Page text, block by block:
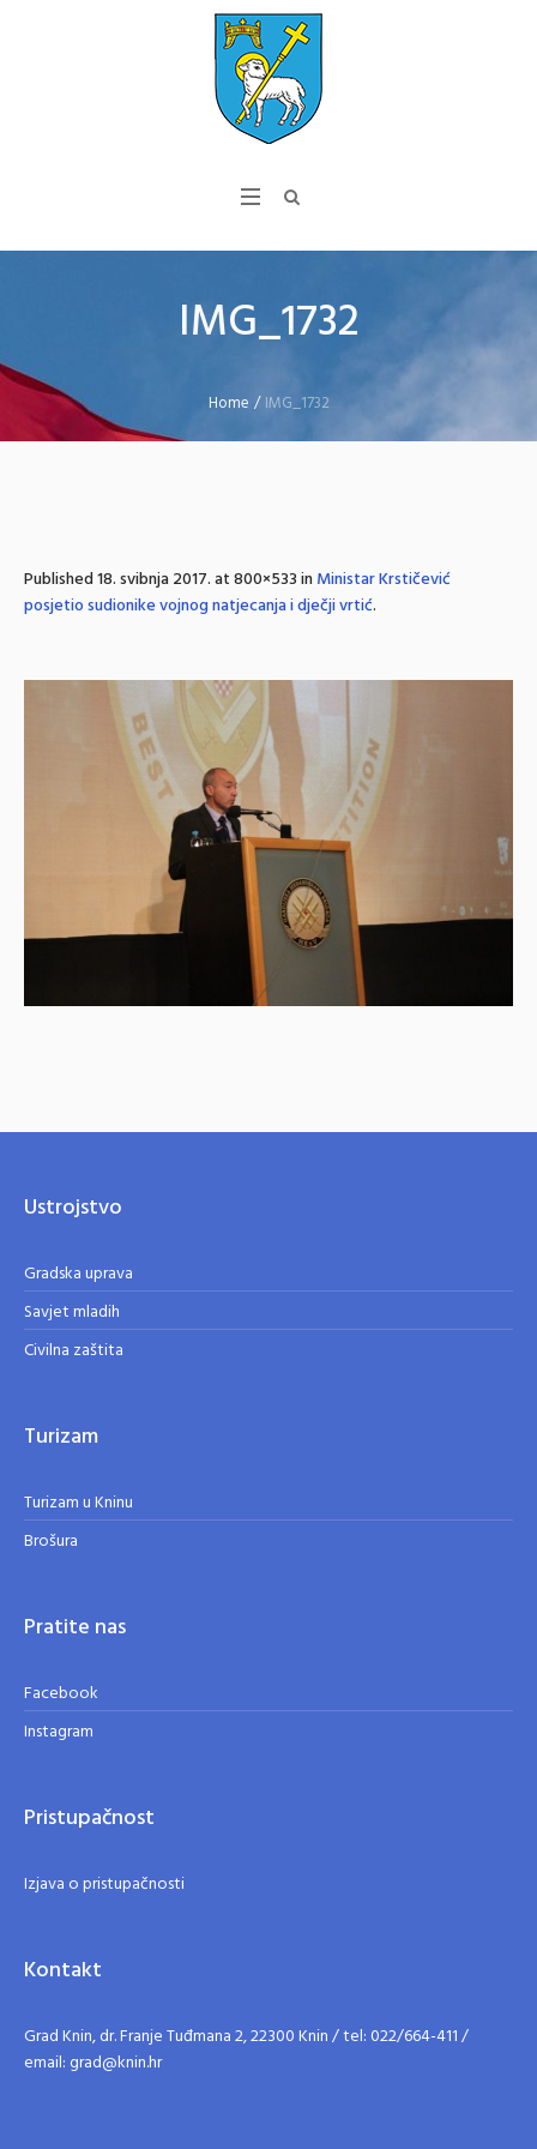
IMG_1732
Home /IMG_1732
Published18. svibnja 2017.at 800×533 inMinistar Krstičević
posjetio sudionike vojnog natjecanja i dječji vrtić.
Ustrojstvo
Gradska uprava
Savjet mladih
Civilna zaštita
Turizam
Turizam u Kninu
Brošura
Pratite nas
Facebook
Instagram
Pristupačnost
Izjava o pristupačnosti
Kontakt
Grad Knin, dr. Franje Tuđmana 2, 22300 Knin / tel: 022/664-411 /
email: grad@knin.hr